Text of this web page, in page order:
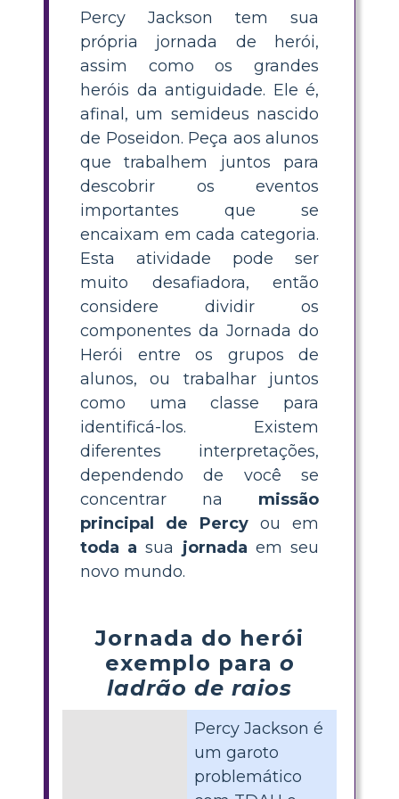
Percy Jackson tem sua
própria jornada de herói,
assim como os grandes
heróis da antiguidade. Ele é,
afinal, um semideus nascido
de Poseidon. Peça aos alunos
que trabalhem juntos para
descobrir os eventos
importantes que se
encaixam em cada categoria.
Esta atividade pode ser
muito desafiadora, então
considere dividir os
componentes da Jornada do
Herói entre os grupos de
alunos, ou trabalhar juntos
como uma classe para
identificá-los. Existem
diferentes interpretações,
dependendo de você se
concentrar na missão
principal de Percy ou em
toda a sua jornada em seu
novo mundo.
Jornada do herói
exemplo para o
ladrão de raios
Percy Jackson é
um garoto
problemático